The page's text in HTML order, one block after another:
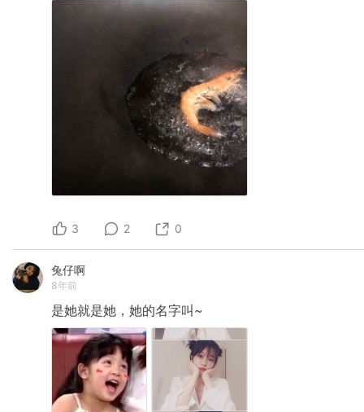
3 2 0
兔仔啊
8年前
是她就是她，她的名字叫~